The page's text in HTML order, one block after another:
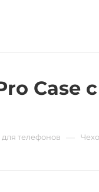
Case
телефонов